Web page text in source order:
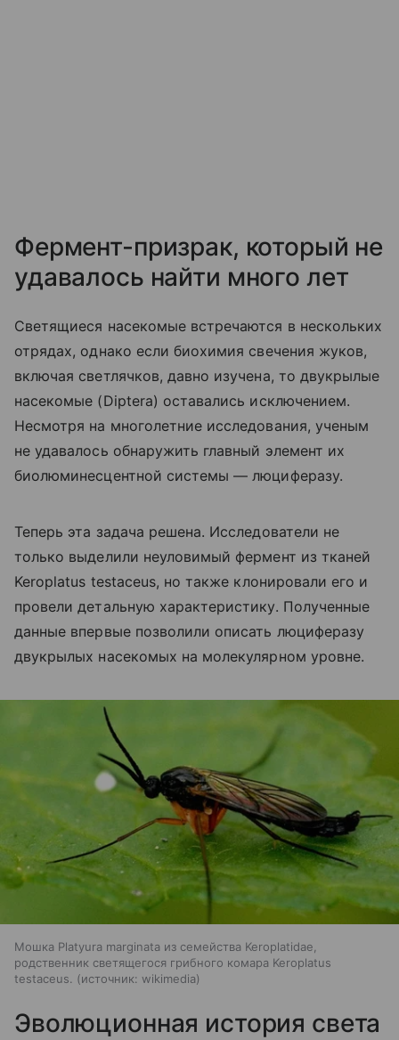
Фермент-призрак, который не
удавалось найти много лет
Светящиеся насекомые встречаются в нескольких
отрядах, однако если биохимия свечения жуков,
включая светлячков, давно изучена, то двукрылые
насекомые (Diptera) оставались исключением.
Несмотря на многолетние исследования, ученым
не удавалось обнаружить главный элемент их
биолюминесцентной системы — люциферазу.
Теперь эта задача решена. Исследователи не
только выделили неуловимый фермент из тканей
Keroplatus testaceus, но также клонировали его и
провели детальную характеристику. Полученные
данные впервые позволили описать люциферазу
двукрылых насекомых на молекулярном уровне.
Мошка Platyura marginata из семейства Keroplatidae,
родственник светящегося грибного комара Keroplatus
testaceus.
источник: wikimedia
Эволюционная история света